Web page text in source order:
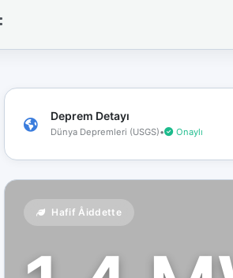
Deprem Detayı
Dünya Depremleri (USGS)• Onaylı
Hafif Åiddette